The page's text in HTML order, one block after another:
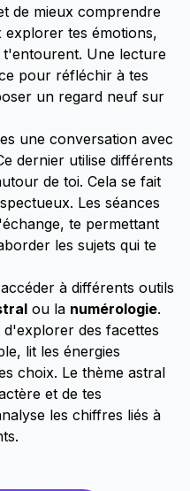
de mieux comprendre
tes émotions,
t'entourent. Une lecture
pour réfléchir à tes
un regard neuf sur
une conversation avec
dernier utilise différents
de toi. Cela se fait
Les séances
te permettant
les sujets qui te
à différents outils
ou la numérologie.
des facettes
lit les énergies
choix. Le thème astral
et de tes
les chiffres liés à